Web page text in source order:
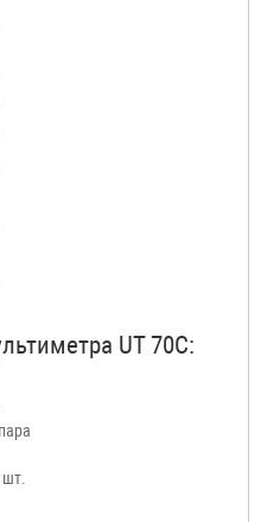
UT 70C:
шт.